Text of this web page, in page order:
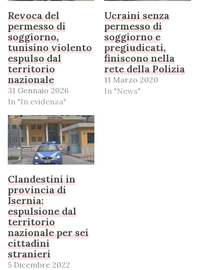
Revoca del
permesso di
soggiorno,
tunisino violento
espulso dal
territorio
nazionale
31 Gennaio 2026
In "In evidenza"
Ucraini senza
permesso di
soggiorno e
pregiudicati,
finiscono nella
rete della Polizia
11 Marzo 2020
In "News"
Clandestini in
provincia di
Isernia:
espulsione dal
territorio
nazionale per sei
cittadini
stranieri
5 Dicembre 2022